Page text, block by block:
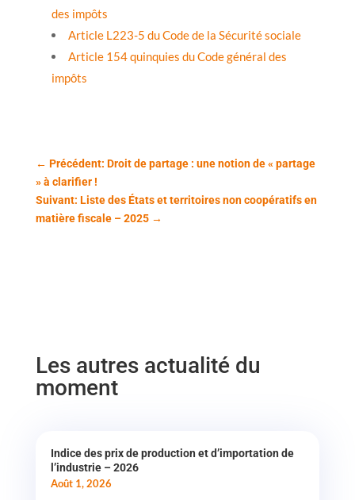
des impôts
Article L223-5 du Code de la Sécurité sociale
Article 154 quinquies du Code général des
impôts
← Précédent: Droit de partage : une notion de « partage
» à clarifier !
Suivant: Liste des États et territoires non coopératifs en
matière fiscale – 2025→
Les autres actualité du
moment
Indice des prix de production et d’importation de
l’industrie – 2026
Août 1, 2026